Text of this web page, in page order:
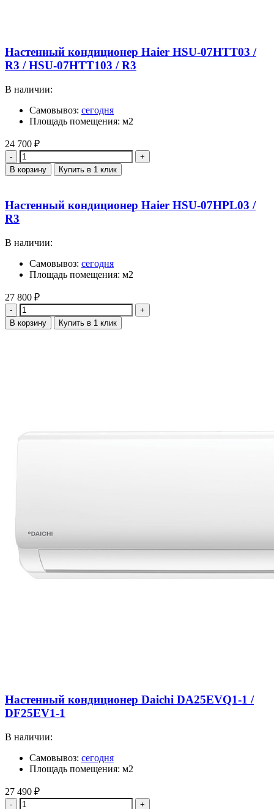
Настенный кондиционер Haier HSU-07HTT03 /
R3 / HSU-07HTT103 / R3
В наличии:
Самовывоз: сегодня
Площадь помещения: м2
24 700 ₽
Количество
В корзину Купить в 1 клик
Настенный кондиционер Haier HSU-07HPL03 /
R3
В наличии:
Самовывоз: сегодня
Площадь помещения: м2
27 800 ₽
Количество
В корзину Купить в 1 клик
Настенный кондиционер Daichi DA25EVQ1-1 /
DF25EV1-1
В наличии:
Самовывоз: сегодня
Площадь помещения: м2
27 490 ₽
Количество